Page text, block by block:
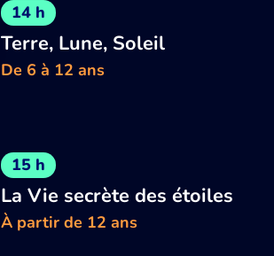
14 h
Terre, Lune, Soleil
De 6 à 12 ans
15 h
La Vie secrète des étoiles
À partir de 12 ans